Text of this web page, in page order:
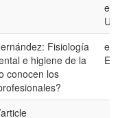
en-
US
Fisiología
e higiene de la
conocen los
es-
ES